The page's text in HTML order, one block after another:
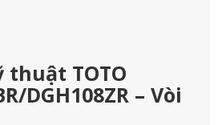
thuật TOTO
DGH108ZR – Vòi